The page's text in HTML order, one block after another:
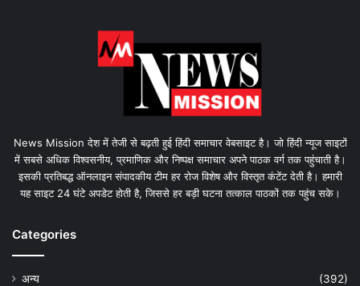
News Mission देश में तेजी से बढ़ती हुई हिंदी समाचार वेबसाइट है। जो हिंदी न्यूज साइटों
में सबसे अधिक विश्वसनीय, प्रमाणिक और निष्पक्ष समाचार अपने पाठक वर्ग तक पहुंचाती है।
इसकी प्रतिबद्ध ऑनलाइन संपादकीय टीम हर रोज विशेष और विस्तृत कंटेंट देती है। हमारी
यह साइट 24 घंटे अपडेट होती है, जिससे हर बड़ी घटना तत्काल पाठकों तक पहुंच सके।
Categories
अन्य
(392)